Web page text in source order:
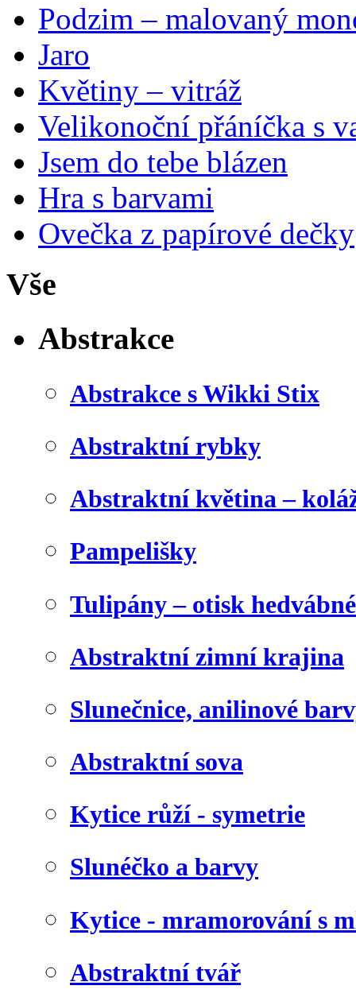
Podzim – malovaný
Jaro
Květiny – vitráž
Velikonoční přáníčka s
Jsem do tebe blázen
Hra s barvami
Ovečka z papírové dečky
Vše
Abstrakce
Abstrakce s Wikki Stix
Abstraktní rybky
Abstraktní květina –
Pampelišky
Tulipány – otisk
Abstraktní zimní krajina
Slunečnice, anilinové
Abstraktní sova
Kytice růží - symetrie
Slunéčko a barvy
Kytice - mramorování s
Abstraktní tvář